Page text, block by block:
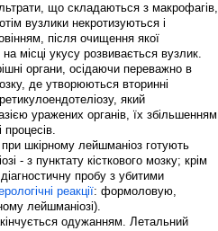
що складаються з макрофагів,
вузлики некротизуються і
після очищення якої
місці укусу розвивається вузлик.
органи, осідаючи переважно в
де утворюються вторинні
який
уражених органів, їх збільшенням
шкірному лейшманіоз готують
- з пунктату кісткового мозку; крім
пробу з убитими
реакції: формоловую,
лейшманіозі).
одужанням. Летальний